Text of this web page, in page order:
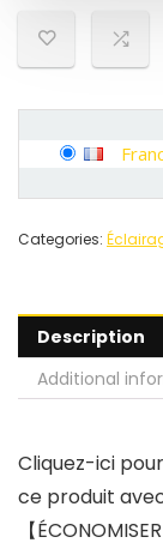
Categories:
Description
Additional
Cliquez-ici
ce produit
【